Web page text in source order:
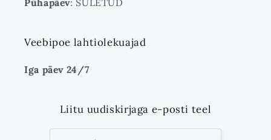
Veebipoe lahtiolekuajad
Iga päev 24/7
Liitu uudiskirjaga e-posti teel